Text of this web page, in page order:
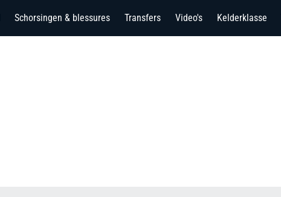
Schorsingen & blessures Transfers Video's Kelderklasse